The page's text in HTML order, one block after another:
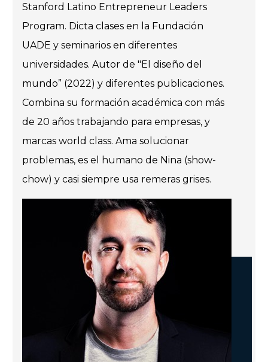
Stanford Latino Entrepreneur Leaders
Program. Dicta clases en la Fundación
UADE y seminarios en diferentes
universidades. Autor de "El diseño del
mundo” (2022) y diferentes publicaciones.
Combina su formación académica con más
de 20 años trabajando para empresas, y
marcas world class. Ama solucionar
problemas, es el humano de Nina (show-
chow) y casi siempre usa remeras grises.